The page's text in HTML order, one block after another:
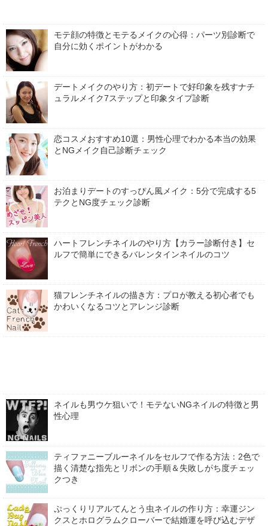
モテ顔の特徴とモテるメイクの心得：パーツ別診断で
自分に効くポイントがわかる
デートメイクのやり方：初デートで好印象を残すナチ
ュラルメイク7ステップと印象タイプ診断
恋コスメおすすめ10選：男性心理でわかる本当の効果
とNGメイク自己診断チェック
お泊まりデートのすっぴん風メイク：5分で完成する5
テクとNG度チェック診断
ハートフレンチネイルのやり方【カラー診断付き】セ
ルフで簡単にできるバレンタインネイルのコツ
猫フレンチネイルの描き方：プロが教える初心者でも
かわいくなるコツとアレンジ診断
ネイルも男ウケ狙いで！モテないNGネイルの特徴と男
性心理
ティファニーブルーネイルをセルフで作る方法：2色で
描く清楚な指先とリボンの手順＆失敗しがち度チェッ
クつき
ぷっくりリアルてんとう虫ネイルの作り方：幸運ジン
クスとホログラムクローバーで結婚運を呼び込むデザ